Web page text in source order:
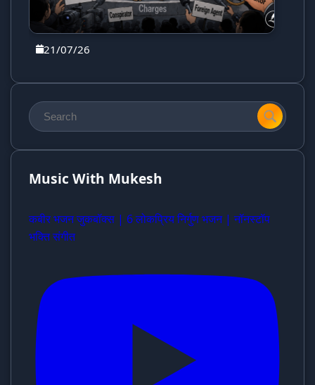
21/07/26
Music With Mukesh
कबीर भजन जुकबॉक्स | 6 लोकप्रिय निर्गुण भजन | नॉनस्टॉप
भक्ति संगीत